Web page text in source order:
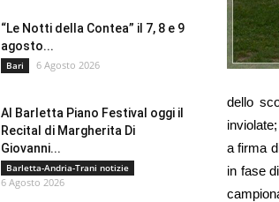
dello
a firma
in fase
“Le Notti della Contea” il 7, 8 e 9
agosto...
Bari 6 Agosto 2026
Al Barletta Piano Festival oggi il
Recital di Margherita Di
Giovanni...
Barletta-Andria-Trani notizie
6 Agosto 2026